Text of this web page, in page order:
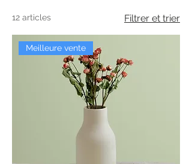
12 articles Filtrer et trier
Meilleure vente